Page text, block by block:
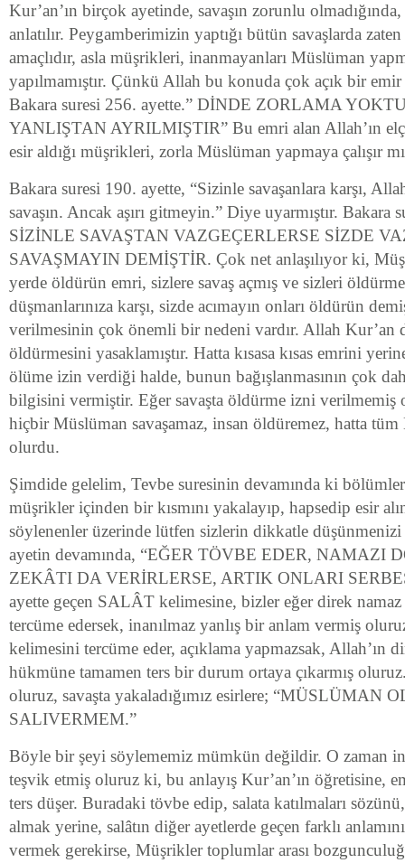
Kur’an’ın birçok ayetinde, savaşın zorunlu
anlatılır. Peygamberimizin yaptığı bütün savaşlarda
amaçlıdır, asla müşrikleri, inanmayanları Müslüman
yapılmamıştır. Çünkü Allah bu konuda çok açık bir
Bakara suresi 256. ayette.” DİNDE ZORLAMA
YANLIŞTAN AYRILMIŞTIR” Bu emri alan Allah’ın
esir aldığı müşrikleri, zorla Müslüman yapmaya çalışır
Bakara suresi 190. ayette, “Sizinle savaşanlara karşı,
savaşın. Ancak aşırı gitmeyin.” Diye uyarmıştır. Bakara
SİZİNLE SAVAŞTAN VAZGEÇERLERSE SİZDE
SAVAŞMAYIN DEMİŞTİR. Çok net anlaşılıyor ki,
yerde öldürün emri, sizlere savaş açmış ve sizleri
düşmanlarınıza karşı, sizde acımayın onları öldürün
verilmesinin çok önemli bir nedeni vardır. Allah Kur’an
öldürmesini yasaklamıştır. Hatta kısasa kısas emrini
ölüme izin verdiği halde, bunun bağışlanmasının çok
bilgisini vermiştir. Eğer savaşta öldürme izni verilmemiş
hiçbir Müslüman savaşamaz, insan öldüremez, hatta
olurdu.
Şimdide gelelim, Tevbe suresinin devamında ki
müşrikler içinden bir kısmını yakalayıp, hapsedip esir
söylenenler üzerinde lütfen sizlerin dikkatle
ayetin devamında, “EĞER TÖVBE EDER, NAMAZI
ZEKÂTI DA VERİRLERSE, ARTIK ONLARI
ayette geçen SALÂT kelimesine, bizler eğer direk namaz
tercüme edersek, inanılmaz yanlış bir anlam vermiş
kelimesini tercüme eder, açıklama yapmazsak, Allah’ın
hükmüne tamamen ters bir durum ortaya çıkarmış
oluruz, savaşta yakaladığımız esirlere; “MÜSLÜMAN
SALIVERMEM.”
Böyle bir şeyi söylememiz mümkün değildir. O zaman
teşvik etmiş oluruz ki, bu anlayış Kur’an’ın öğretisine,
ters düşer. Buradaki tövbe edip, salata katılmaları
almak yerine, salâtın diğer ayetlerde geçen farklı
vermek gerekirse, Müşrikler toplumlar arası